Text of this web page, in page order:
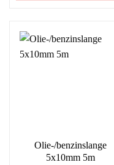
Olie-/benzinslange
5x10mm 5m